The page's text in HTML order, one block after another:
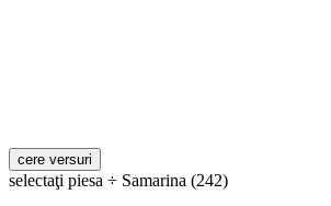
selectaţi piesa ÷ Samarina (242)